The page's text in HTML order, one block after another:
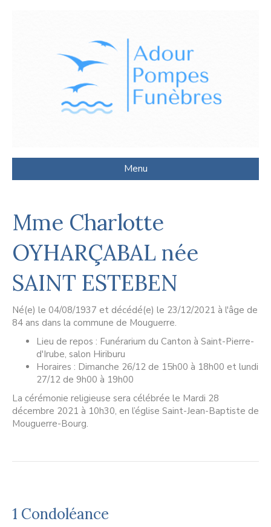
Menu
Mme Charlotte
OYHARÇABAL née
SAINT ESTEBEN
Né(e) le 04/08/1937 et décédé(e) le 23/12/2021 à l'âge de
84 ans dans la commune de Mouguerre.
Lieu de repos : Funérarium du Canton à Saint-Pierre-
d'Irube, salon Hiriburu
Horaires : Dimanche 26/12 de 15h00 à 18h00 et lundi
27/12 de 9h00 à 19h00
La cérémonie religieuse sera célébrée le Mardi 28
décembre 2021 à 10h30, en l’église Saint-Jean-Baptiste de
Mouguerre-Bourg.
1 Condoléance